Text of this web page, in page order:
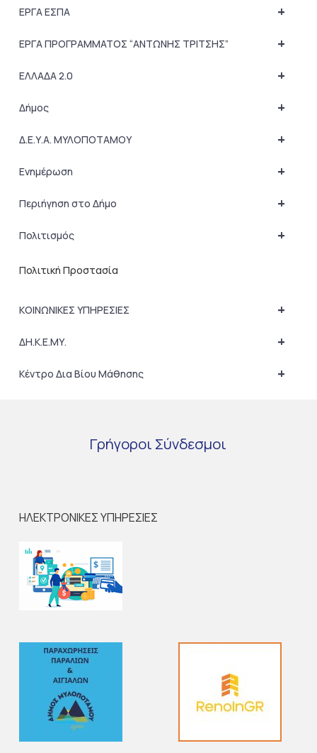
+
ΕΡΓΑ ΕΣΠΑ
+
ΕΡΓΑ ΠΡΟΓΡΑΜΜΑΤΟΣ “ΑΝΤΩΝΗΣ ΤΡΙΤΣΗΣ”
+
ΕΛΛΑΔΑ 2.0
+
Δήμος
+
Δ.Ε.Υ.Α. ΜΥΛΟΠΟΤΑΜΟΥ
+
Ενημέρωση
+
Περιήγηση στο Δήμο
+
Πολιτισμός
Πολιτική Προστασία
+
ΚΟΙΝΩΝΙΚΕΣ ΥΠΗΡΕΣΙΕΣ
+
ΔΗ.Κ.Ε.ΜΥ.
+
Κέντρο Δια Βίου Μάθησης
Γρήγοροι Σύνδεσμοι
ΗΛΕΚΤΡΟΝΙΚΕΣ ΥΠΗΡΕΣΙΕΣ